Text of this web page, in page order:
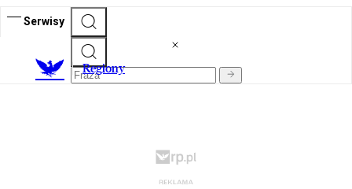
Serwisy
Regiony